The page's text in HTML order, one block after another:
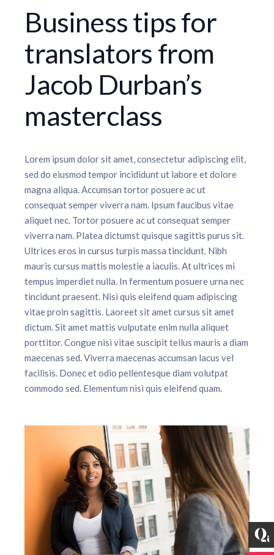
Business tips for
translators from
Jacob Durban’s
masterclass
Lorem ipsum dolor sit amet, consectetur adipiscing elit,
sed do eiusmod tempor incididunt ut labore et dolore
magna aliqua. Accumsan tortor posuere ac ut
consequat semper viverra nam. Ipsum faucibus vitae
aliquet nec. Tortor posuere ac ut consequat semper
viverra nam. Platea dictumst quisque sagittis purus sit.
Ultrices eros in cursus turpis massa tincidunt. Nibh
mauris cursus mattis molestie a iaculis. At ultrices mi
tempus imperdiet nulla. In fermentum posuere urna nec
tincidunt praesent. Nisi quis eleifend quam adipiscing
vitae proin sagittis. Laoreet sit amet cursus sit amet
dictum. Sit amet mattis vulputate enim nulla aliquet
porttitor. Congue nisi vitae suscipit tellus mauris a diam
maecenas sed. Viverra maecenas accumsan lacus vel
facilisis. Donec et odio pellentesque diam volutpat
commodo sed. Elementum nisi quis eleifend quam.